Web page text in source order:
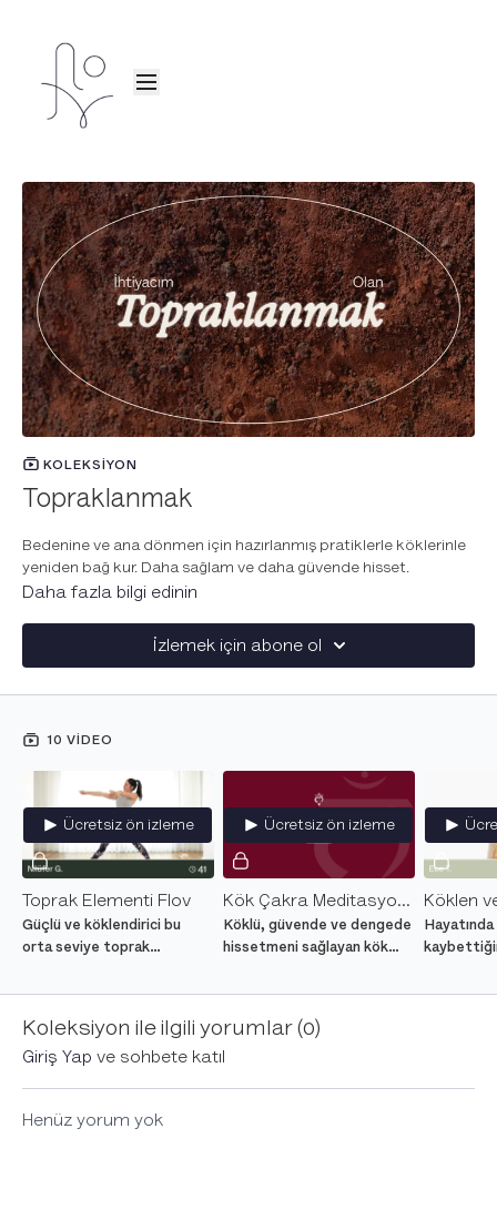
KOLEKSIYON
Topraklanmak
Bedenine ve ana dönmen için hazırlanmış pratiklerle köklerinle
yeniden bağ kur. Daha sağlam ve daha güvende hisset.
Daha fazla bilgi edinin
İzlemek için abone ol
10 VIDEO
Ücretsiz ön izleme
Toprak Elementi Flov
Güçlü ve köklendirici bu
orta seviye toprak
aidiyet hissini güçlendir ve
Ücretsiz ön izleme
Kök Çakra Meditasyonu
Köklü, güvende ve dengede
hissetmeni sağlayan kök
odaklanan bir meditasyon.
Köklen
destek
Koleksiyon ile ilgili yorumlar (0)
Giriş Yap ve sohbete katıl
Henüz yorum yok